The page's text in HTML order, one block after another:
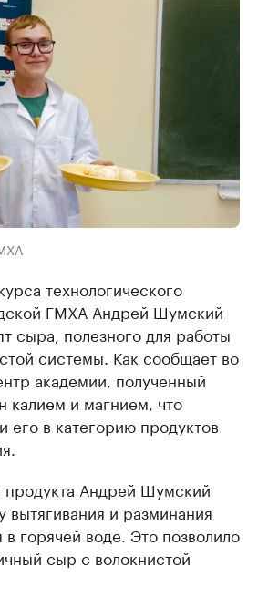
технологического
ГМХА Андрей Шумский
сыра, полезного для работы
системы. Как сообщает во
академии, полученный
калием и магнием, что
его в категорию продуктов
продукта Андрей Шумский
вытягивания и разминания
горячей воде. Это позволило
сыр с волокнистой